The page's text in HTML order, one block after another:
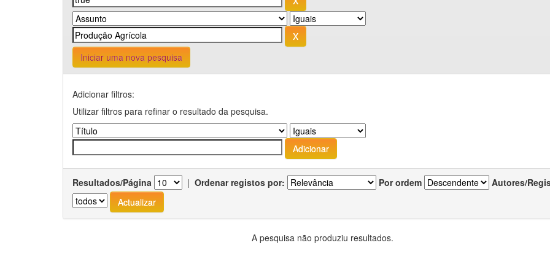
Iniciar uma nova pesquisa
Adicionar filtros:
Utilizar filtros para refinar o resultado da pesquisa.
Resultados/Página | Ordenar registos por: Por ordem Autores/
A pesquisa não produziu resultados.